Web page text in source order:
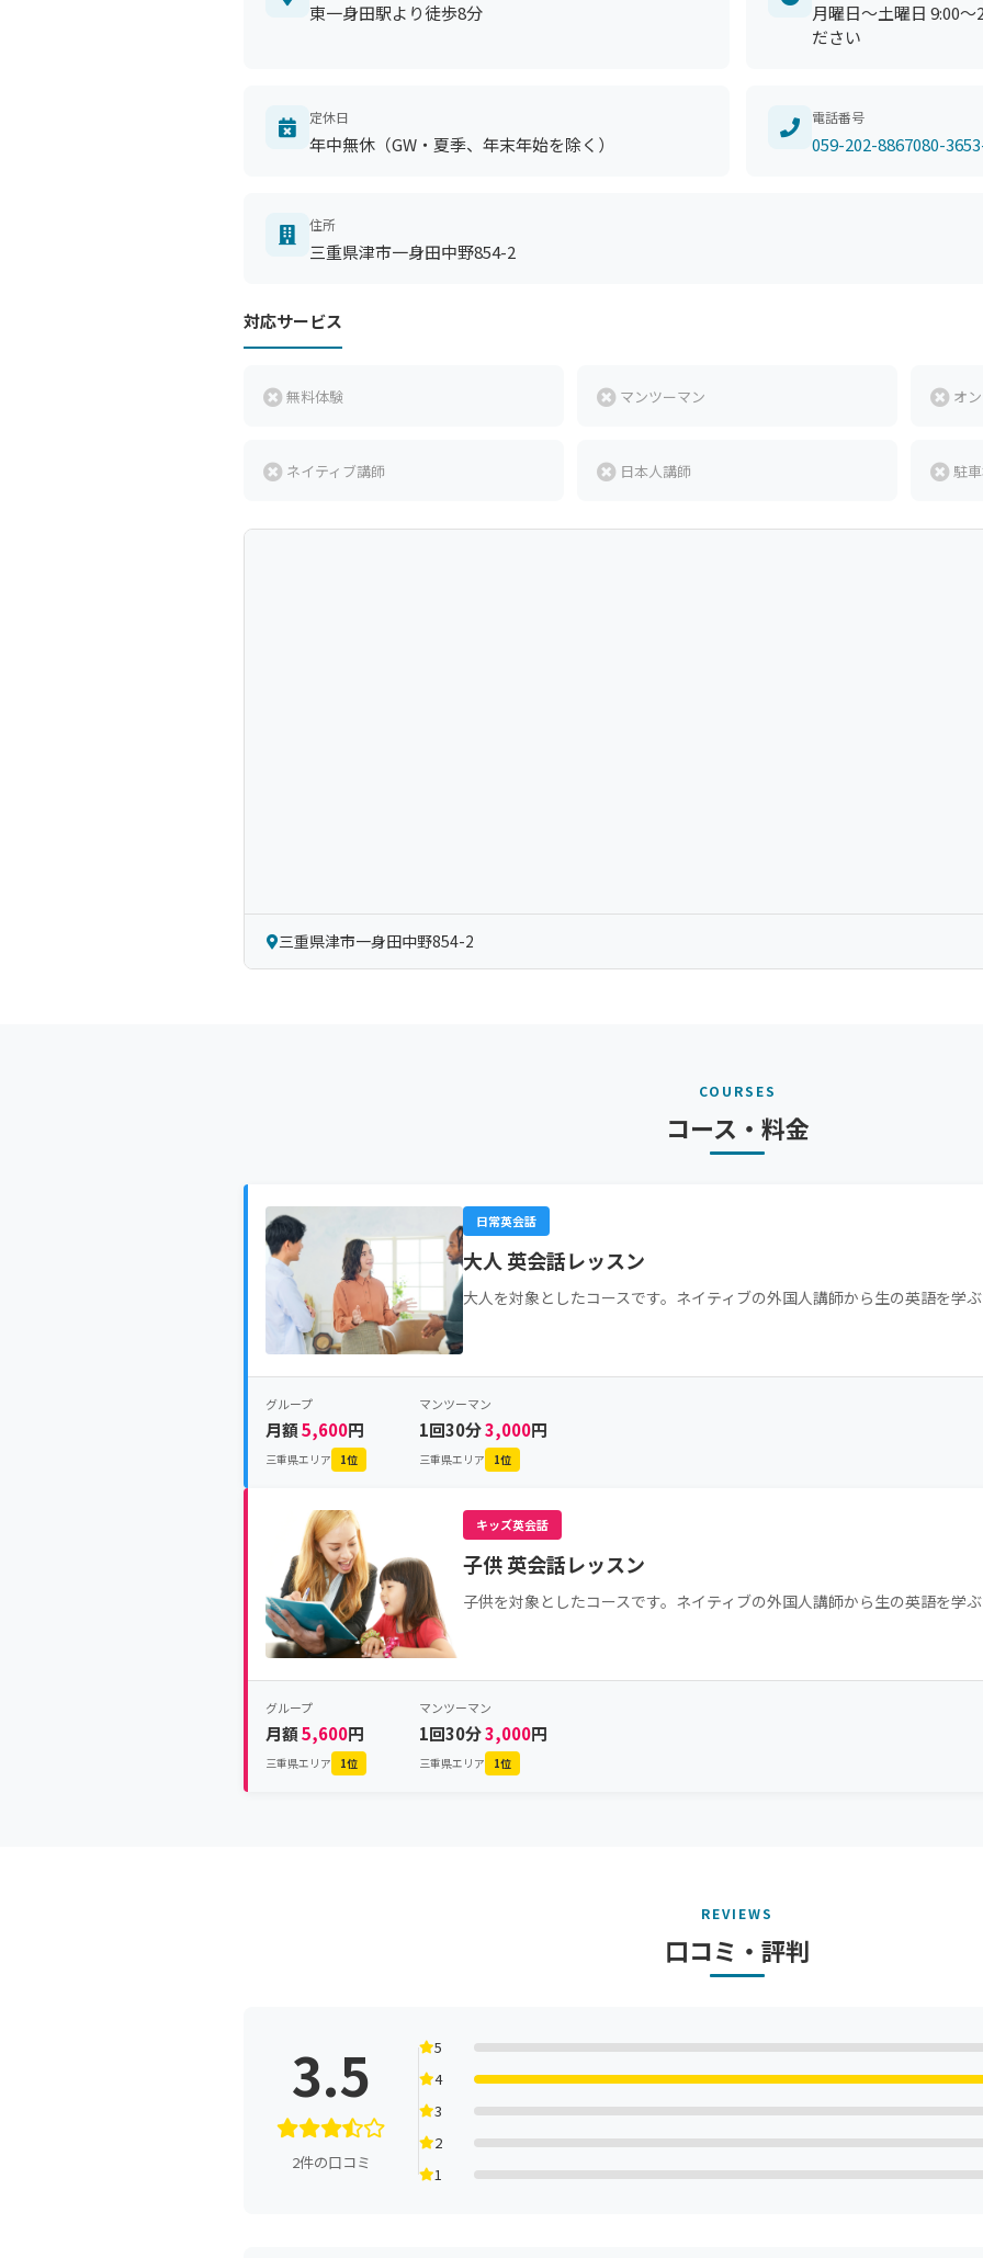
東一身田駅より徒歩8分
月曜日～土曜日 9:00
ださい
定休日
年中無休（GW・夏季、年末年始を除く）
電話番号
059-202-8867080-
住所
三重県津市一身田中野854-2
対応サービス
無料体験 マンツーマン オ
ネイティブ講師 日本人講師 駐
三重県津市一身田中野854-2
COURSES
コース・料金
日常英会話
大人 英会話レッスン
大人を対象としたコースです。ネイティブの外国人講師から生の英語を学ぶ
グループ
月額5,600円
三重県エリア 1位
マンツーマン
1回30分3,000円
三重県エリア 1位
キッズ英会話
子供 英会話レッスン
子供を対象としたコースです。ネイティブの外国人講師から生の英語を学ぶ
グループ
月額5,600円
三重県エリア 1位
マンツーマン
1回30分3,000円
三重県エリア 1位
REVIEWS
口コミ・評判
3.5
2件の口コミ
5
4
3
2
1